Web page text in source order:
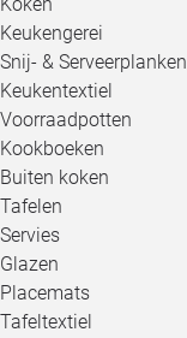
Keukengerei
Snij- & Serveerplanken
Keukentextiel
Voorraadpotten
Kookboeken
Buiten koken
Tafelen
Servies
Glazen
Placemats
Tafeltextiel